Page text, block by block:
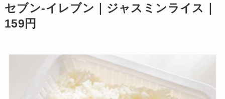
セブン-イレブン｜ジャスミンライス｜
159円